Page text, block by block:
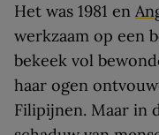
Het was 1981 en
werkzaam op een
bekeek vol
haar ogen
Filipijnen. Maar in